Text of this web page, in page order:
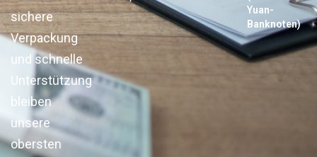
sichere
Verpackung
und schnelle
Unterstützung
bleiben
unsere
obersten
Yuan-
Banknoten)